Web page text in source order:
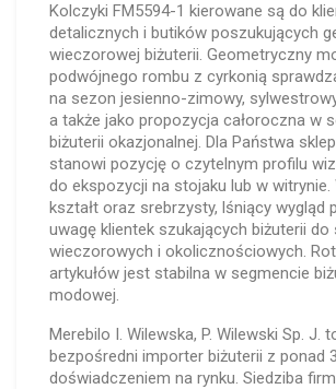
Kolczyki FM5594-1 kierowane są do
detalicznych i butików poszukujących
wieczorowej biżuterii. Geometryczny
podwójnego rombu z cyrkonią
na sezon jesienno-zimowy,
a także jako propozycja całoroczna w
biżuterii okazjonalnej. Dla Państwa
stanowi pozycję o czytelnym profilu
do ekspozycji na stojaku lub w witrynie.
kształt oraz srebrzysty, lśniący wygląd
uwagę klientek szukających biżuterii do
wieczorowych i okolicznościowych.
artykułów jest stabilna w segmencie
modowej.
Merebilo I. Wilewska, P. Wilewski Sp. J.
bezpośredni importer biżuterii z ponad
doświadczeniem na rynku. Siedziba